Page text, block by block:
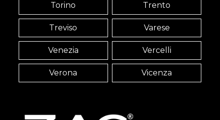
Torino Trento
Treviso Varese
Venezia Vercelli
Verona Vicenza